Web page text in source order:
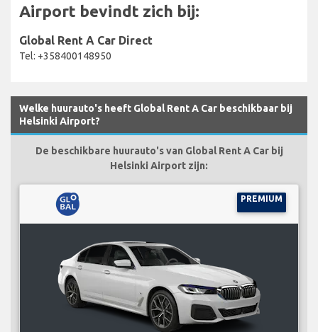
Airport bevindt zich bij:
Global Rent A Car Direct
Tel: +358400148950
Welke huurauto's heeft Global Rent A Car beschikbaar bij
Helsinki Airport?
De beschikbare huurauto's van Global Rent A Car bij
Helsinki Airport zijn:
PREMIUM